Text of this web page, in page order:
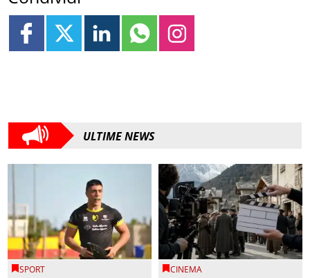
ULTIME NEWS
SPORT CINEMA